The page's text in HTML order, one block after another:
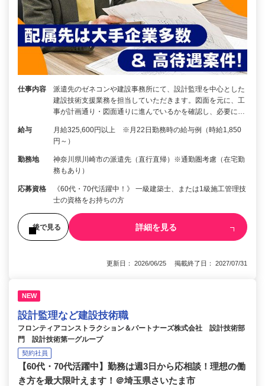
仕事内容
派遣先のゼネコンや建設事務所にて、設計監理を中心とした
建設技術支援業務を担当していただきます。図面を元に、工
事が計画通り・図面通りに進んでいるかを確認し、必要に…
給与
月給325,600円以上 ※月22日勤務時の給与例（時給1,850
円～）
勤務地
神奈川県川崎市の派遣先（直行直帰）※通勤圏考慮（在宅勤
務もあり）
応募資格
《60代・70代活躍中！》 一級建築士、または1級施工管理技
士の資格をお持ちの方
後で見る 詳細を見る
更新日： 2026/06/25 掲載終了日： 2027/07/31
NEW
設計監理など建設技術職
フロンティアコンストラクション＆パートナーズ株式会社 設計技術部
門 設計技術第一グループ
契約社員
【60代・70代活躍中】勤務は週3日から応相談！理想の働
き方を最大限叶えます！＠埼玉県さいたま市